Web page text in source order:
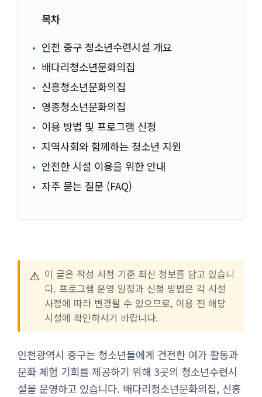
목차
인천 중구 청소년수련시설 개요
배다리청소년문화의집
신흥청소년문화의집
영종청소년문화의집
이용 방법 및 프로그램 신청
지역사회와 함께하는 청소년 지원
안전한 시설 이용을 위한 안내
자주 묻는 질문 (FAQ)
⚠️ 이 글은 작성 시점 기준 최신 정보를 담고 있습니
다. 프로그램 운영 일정과 신청 방법은 각 시설
사정에 따라 변경될 수 있으므로, 이용 전 해당
시설에 확인하시기 바랍니다.
인천광역시 중구는 청소년들에게 건전한 여가 활동과
문화 체험 기회를 제공하기 위해 3곳의 청소년수련시
설을 운영하고 있습니다. 배다리청소년문화의집, 신흥